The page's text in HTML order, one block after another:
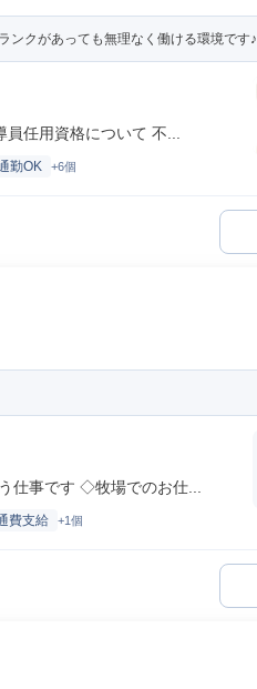
クがあっても無理なく働ける環境です♪
任用資格について 不...
勤OK +6個
仕事です ◇牧場でのお仕...
費支給 +1個